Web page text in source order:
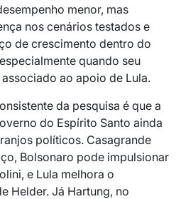
menor, mas
nos cenários testados e
de crescimento dentro do
quando seu
ao apoio de Lula.
da pesquisa é que a
do Espírito Santo ainda
políticos. Casagrande
Bolsonaro pode impulsionar
e Lula melhora o
Helder. Já Hartung, no